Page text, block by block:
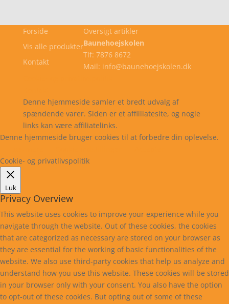
Forside
Vis alle produkter
Kontakt
Oversigt artikler
Baunehoejskolen
Tlf: 7876 8672
Mail: info@baunehoejskolen.dk
Denne hjemmeside samler et bredt udvalg af
spændende varer. Siden er et affiiliatesite, og nogle
links kan være affiliatelinks.
Denne hjemmeside bruger cookies til at forbedre din oplevelse.
Cookie- og privatlivspolitik
Luk
Privacy Overview
This website uses cookies to improve your experience while you
navigate through the website. Out of these cookies, the cookies
that are categorized as necessary are stored on your browser as
they are essential for the working of basic functionalities of the
website. We also use third-party cookies that help us analyze and
understand how you use this website. These cookies will be stored
in your browser only with your consent. You also have the option
to opt-out of these cookies. But opting out of some of these